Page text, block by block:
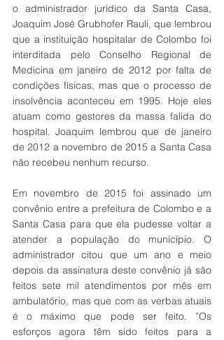
o administrador jurídico da Santa Casa,
Joaquim José Grubhofer Rauli, que lembrou
que a instituição hospitalar de Colombo foi
interditada pelo Conselho Regional de
Medicina em janeiro de 2012 por falta de
condições físicas, mas que o processo de
insolvência aconteceu em 1995. Hoje eles
atuam como gestores da massa falida do
hospital. Joaquim lembrou que de janeiro
de 2012 a novembro de 2015 a Santa Casa
não recebeu nenhum recurso.
Em novembro de 2015 foi assinado um
convênio entre a prefeitura de Colombo e a
Santa Casa para que ela pudesse voltar a
atender a população do município. O
administrador citou que um ano e meio
depois da assinatura deste convênio já são
feitos sete mil atendimentos por mês em
ambulatório, mas que com as verbas atuais
é o máximo que pode ser feito. ”Os
esforços agora têm sido feitos para a